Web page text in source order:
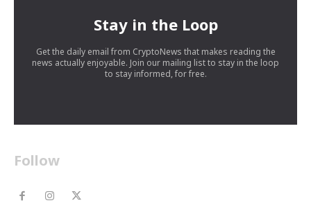
Stay in the Loop
Get the daily email from CryptoNews that makes reading the
news actually enjoyable. Join our mailing list to stay in the loop
to stay informed, for free.
Follow